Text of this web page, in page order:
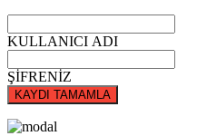
KULLANICI ADI
ŞİFRENİZ
KAYDI TAMAMLA